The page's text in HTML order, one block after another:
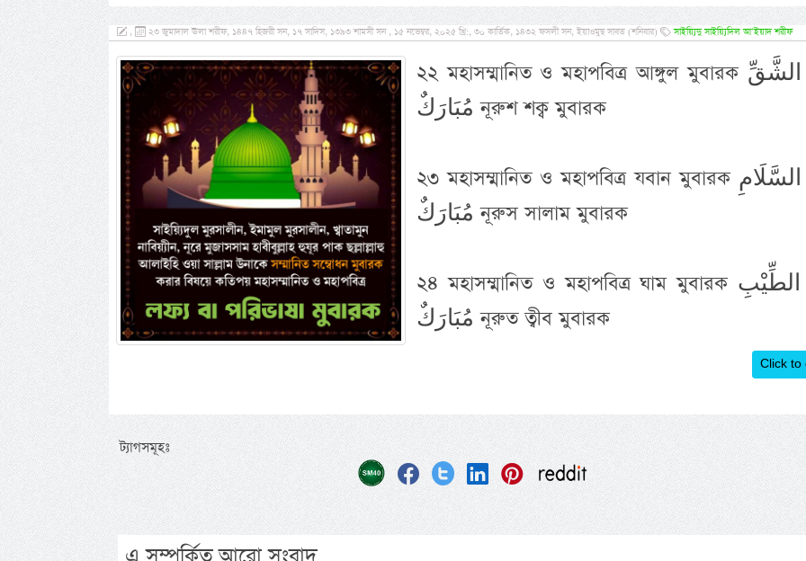
, ২৩ জুমাদাল ঊলা শরীফ, ১৪৪৭ হিজরী সন, ১৭ সাদিস, ১৩৯৩ শামসী সন , ১৫ নভেম্বর, ২০২৫ খ্রি:, ৩০ কার্তিক, ১৪৩২ ফসলী সন, ইয়াওমুছ সাবত (শনিবার) সাইয়্যিদু সাইয়্যিদিল আ’ইয়াদ শরীফ
২২ মহাসম্মানিত ও মহাপবিত্র আঙ্গুল মুবারক نُوْرُ الشَّقِّ
مُبَارَكٌ নূরুশ শক্ব মুবারক
২৩ মহাসম্মানিত ও মহাপবিত্র যবান মুবারক نُوْرُ السَّلَامِ
مُبَارَكٌ নূরুস সালাম মুবারক
২৪ মহাসম্মানিত ও মহাপবিত্র ঘাম মুবারক نُوْرُ الطِّيْبِ
مُبَارَكٌ নূরুত ত্বীব মুবারক
Click to
ট্যাগসমূহঃ